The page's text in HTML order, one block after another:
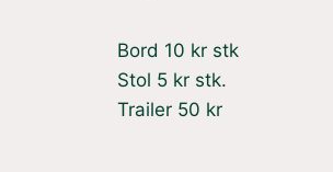
Bord 10 kr stk
Stol 5 kr stk.
Trailer 50 kr